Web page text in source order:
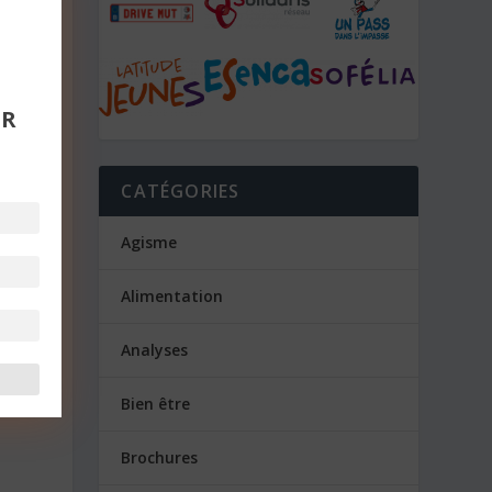
CATÉGORIES
Agisme
Alimentation
Analyses
Bien être
Brochures